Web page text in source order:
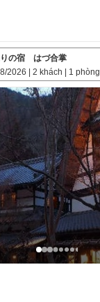
の宿 はづ合掌
2026 2 khách 1 phòng